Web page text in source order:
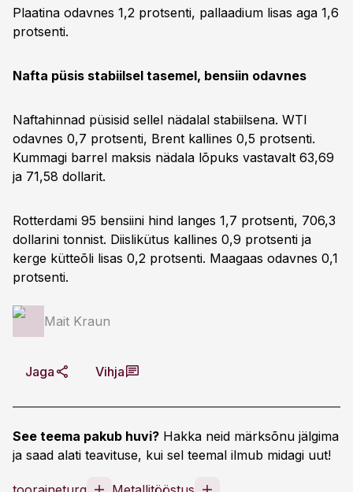
Plaatina odavnes 1,2 protsenti, pallaadium lisas aga 1,6
protsenti.
Nafta püsis stabiilsel tasemel, bensiin odavnes
Naftahinnad püsisid sellel nädalal stabiilsena. WTI
odavnes 0,7 protsenti, Brent kallines 0,5 protsenti.
Kummagi barrel maksis nädala lõpuks vastavalt 63,69
ja 71,58 dollarit.
Rotterdami 95 bensiini hind langes 1,7 protsenti, 706,3
dollarini tonnist. Diislikütus kallines 0,9 protsenti ja
kerge kütteõli lisas 0,2 protsenti. Maagaas odavnes 0,1
protsenti.
Mait Kraun
Jaga Vihja
See teema pakub huvi? Hakka neid märksõnu jälgima
ja saad alati teavituse, kui sel teemal ilmub midagi uut!